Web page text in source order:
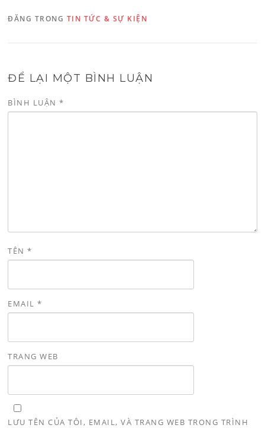
ĐĂNG TRONG TIN TỨC & SỰ KIỆN
ĐỂ LẠI MỘT BÌNH LUẬN
BÌNH LUẬN*
TÊN*
EMAIL*
TRANG WEB
LƯU TÊN CỦA TÔI, EMAIL, VÀ TRANG WEB TRONG TRÌNH